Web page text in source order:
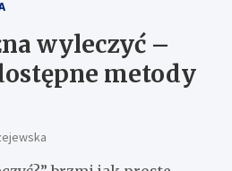
wyleczyć –
metody